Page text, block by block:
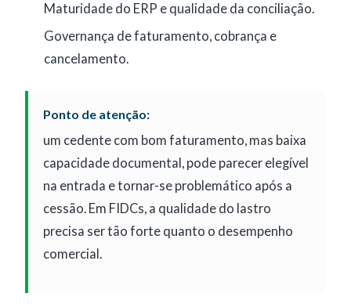
Maturidade do ERP e qualidade da conciliação.
Governança de faturamento, cobrança e
cancelamento.
Ponto de atenção:
um cedente com bom faturamento, mas baixa
capacidade documental, pode parecer elegível
na entrada e tornar-se problemático após a
cessão. Em FIDCs, a qualidade do lastro
precisa ser tão forte quanto o desempenho
comercial.